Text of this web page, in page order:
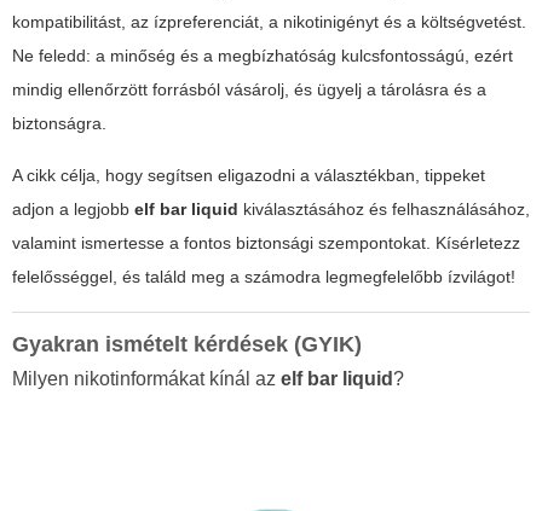
kompatibilitást, az ízpreferenciát, a nikotinigényt és a költségvetést.
Ne feledd: a minőség és a megbízhatóság kulcsfontosságú, ezért
mindig ellenőrzött forrásból vásárolj, és ügyelj a tárolásra és a
biztonságra.
A cikk célja, hogy segítsen eligazodni a választékban, tippeket
adjon a legjobb elf bar liquid kiválasztásához és felhasználásához,
valamint ismertesse a fontos biztonsági szempontokat. Kísérletezz
felelősséggel, és találd meg a számodra legmegfelelőbb ízvilágot!
Gyakran ismételt kérdések (GYIK)
Milyen nikotinformákat kínál az elf bar liquid?